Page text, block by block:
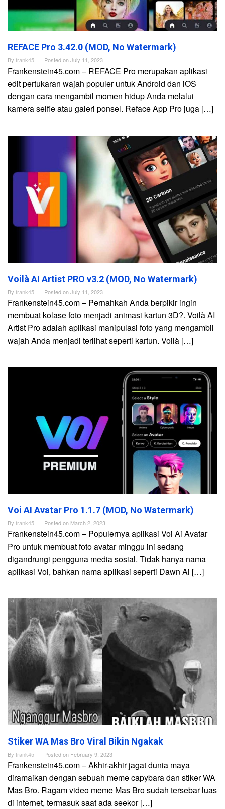
REFACE Pro 3.42.0 (MOD, No Watermark)
By frank45 Posted onJuly 11, 2023
Frankenstein45.com – REFACE Pro merupakan aplikasi
edit pertukaran wajah populer untuk Android dan iOS
dengan cara mengambil momen hidup Anda melalui
kamera selfie atau galeri ponsel. Reface App Pro juga […]
Voilà AI Artist PRO v3.2 (MOD, No Watermark)
By frank45 Posted onJuly 11, 2023
Frankenstein45.com – Pernahkah Anda berpikir ingin
membuat kolase foto menjadi animasi kartun 3D?. Voilà AI
Artist Pro adalah aplikasi manipulasi foto yang mengambil
wajah Anda menjadi terlihat seperti kartun. Voilà […]
Voi AI Avatar Pro 1.1.7 (MOD, No Watermark)
By frank45 Posted on March 2, 2023
Frankenstein45.com – Populernya aplikasi Voi Ai Avatar
Pro untuk membuat foto avatar minggu ini sedang
digandrungi pengguna media sosial. Tidak hanya nama
aplikasi Voi, bahkan nama aplikasi seperti Dawn Ai […]
Stiker WA Mas Bro Viral Bikin Ngakak
By frank45 Posted on February 9, 2023
Frankenstein45.com – Akhir-akhir jagat dunia maya
diramaikan dengan sebuah meme capybara dan stiker WA
Mas Bro. Ragam video meme Mas Bro sudah tersebar luas
di internet, termasuk saat ada seekor […]